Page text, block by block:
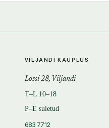
VILJANDI KAUPLUS
Lossi 28, Viljandi
T–L 10–18
P–E suletud
683 7712